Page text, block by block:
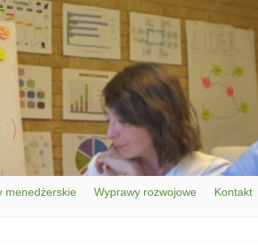
menedżerskie Wyprawy rozwojowe Kontakt